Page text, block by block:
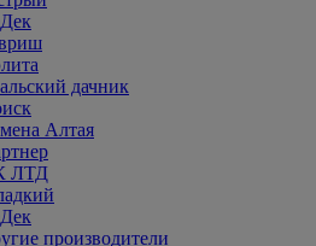
дачник
Алтая
ЛТД
производители